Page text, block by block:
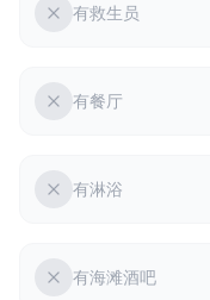
有救生员
有餐厅
有淋浴
有海滩酒吧